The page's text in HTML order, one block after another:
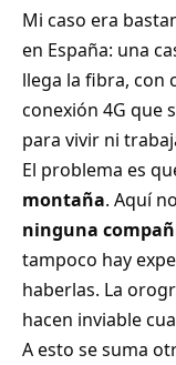
Mi caso era
en España: una
llega la fibra, con
conexión 4G que
para vivir ni
El problema es
montaña. Aquí
ninguna
tampoco hay
haberlas. La
hacen inviable
A esto se suma